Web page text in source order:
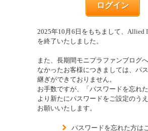
ログイン
2025年10月6日をもちまして、Allied
を終了いたしました。
また、長期間モニプラファンブログ
なかったお客様につきましては、パ
継ぎができておりません。
お手数ですが、「パスワードを忘れた
より新たにパスワードをご設定のう
お願いいたします。
パスワードを忘れた方は